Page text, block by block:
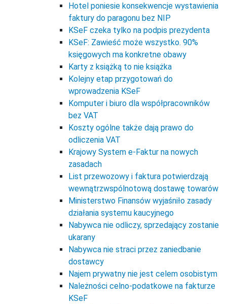
Hotel poniesie konsekwencje wystawienia
faktury do paragonu bez NIP
KSeF czeka tylko na podpis prezydenta
KSeF: Zawieść może wszystko. 90%
księgowych ma konkretne obawy
Karty z książką to nie książka
Kolejny etap przygotowań do
wprowadzenia KSeF
Komputer i biuro dla współpracowników
bez VAT
Koszty ogólne także dają prawo do
odliczenia VAT
Krajowy System e-Faktur na nowych
zasadach
List przewozowy i faktura potwierdzają
wewnątrzwspólnotową dostawę towarów
Ministerstwo Finansów wyjaśniło zasady
działania systemu kaucyjnego
Nabywca nie odliczy, sprzedający zostanie
ukarany
Nabywca nie straci przez zaniedbanie
dostawcy
Najem prywatny nie jest celem osobistym
Należności celno-podatkowe na fakturze
KSeF